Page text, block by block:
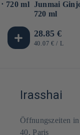
720 ml Junmai
720 ml
Normaler
Preis
28.85 €
GRUNDPREIS
40.07 € / PRO
L
Irasshai
Öffnungszeiten
40, Paris